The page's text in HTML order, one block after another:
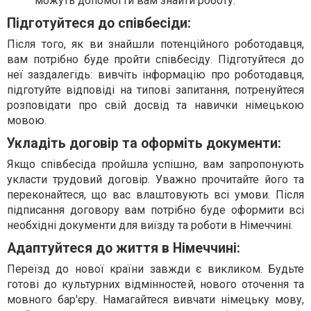
Підготуйтеся до співбесіди:
Після того, як ви знайшли потенційного роботодавця,
вам потрібно буде пройти співбесіду. Підготуйтеся до
неї заздалегідь: вивчіть інформацію про роботодавця,
підготуйте відповіді на типові запитання, потренуйтеся
розповідати про свій досвід та навички німецькою
мовою.
Укладіть договір та оформіть документи:
Якщо співбесіда пройшла успішно, вам запропонують
укласти трудовий договір. Уважно прочитайте його та
переконайтеся, що вас влаштовують всі умови. Після
підписання договору вам потрібно буде оформити всі
необхідні документи для виїзду та роботи в Німеччині.
Адаптуйтеся до життя в Німеччині:
Переїзд до нової країни завжди є викликом. Будьте
готові до культурних відмінностей, нового оточення та
мовного бар'єру. Намагайтеся вивчати німецьку мову,